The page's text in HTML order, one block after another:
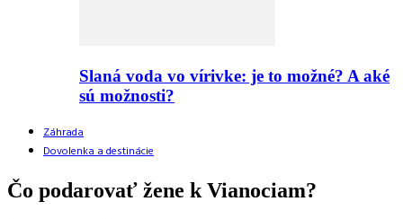
Slaná voda vo vírivke: je to možné? A aké
sú možnosti?
Záhrada
Dovolenka a destinácie
Čo podarovať žene k Vianociam?